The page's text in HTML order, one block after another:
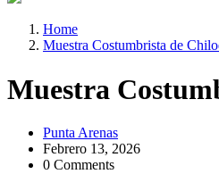
Home
Muestra Costumbrista de
Muestra
Punta Arenas
Febrero 13, 2026
0 Comments